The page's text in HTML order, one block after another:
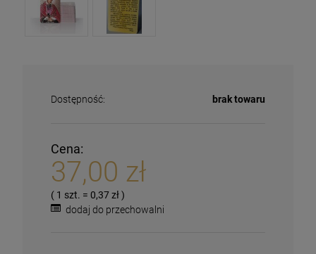
Dostępność: brak towaru
Cena:
37,00 zł
( 1 szt. = 0,37 zł)
dodaj do przechowalni